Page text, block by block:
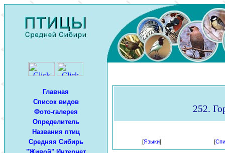
Главная
Список видов
Фото-галерея
Определитель
Названия птиц
Средняя Сибирь
252.
[Языки] [